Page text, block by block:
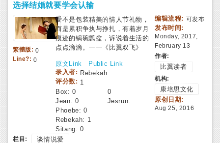
选择结婚就要学会认输
繁體版: 0
Line?:0
爱不是包装精美的情人节礼物，
而是累积争执与挣扎，有着岁月
痕迹的锅碗瓢盆，诉说着生活的
点点滴滴。——《比翼双飞》
原文Link
Public Link
录入者: Rebekah
评分数: 1
Box:0
Jean: 0 Jesrun:
0
Phoebe: 0
Rebekah: 1
Sitang: 0
编辑流程: 可发布
发布时间:
Monday, 2017,
February 13
作者:
比翼读者
机构:
康培思文化
原创日期:
Aug 25, 2016
栏目: 谈情说爱